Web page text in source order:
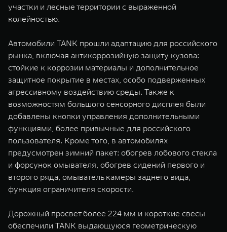
участки и лесные территории с выраженной
колейностью.
Автомобили TANK прошли адаптацию для российского
рынка, включая антикоррозийную защиту кузова:
стойкие к коррозии материалы и дополнительное
защитное покрытие в местах, особо подверженных
агрессивному воздействию среды. Также к
возможностям большого сенсорного дисплея были
добавлены кнопки управления дополнительными
функциями, более привычные для российского
пользователя. Кроме того, в автомобилях
предусмотрен зимний пакет: обогрев лобового стекла
и форсунок омывателя, обогрев сидений первого и
второго ряда, омыватель камеры заднего вида,
функция ограничителя скорости.
Дорожный просвет более 224 мм и короткие свесы
обеспечили TANK выдающуюся геометрическую